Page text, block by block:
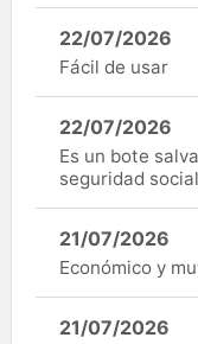
22/07/2026
Fácil de usar
22/07/2026
Es un bote
seguridad
21/07/2026
Económico y
21/07/2026